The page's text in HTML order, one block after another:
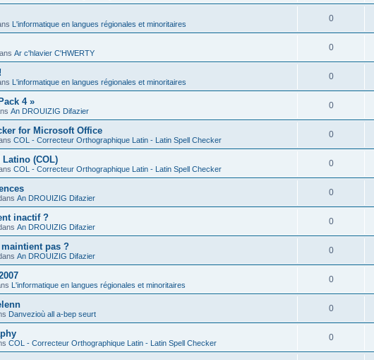
L'informatique en langues régionales et minoritaires
0
Ar c'hlavier C'HWERTY
0
L'informatique en langues régionales et minoritaires
0
4 »
An DROUIZIG Difazier
0
for Microsoft Office
COL - Correcteur Orthographique Latin - Latin Spell Checker
0
(COL)
COL - Correcteur Orthographique Latin - Latin Spell Checker
0
An DROUIZIG Difazier
0
inactif ?
An DROUIZIG Difazier
0
pas ?
An DROUIZIG Difazier
0
L'informatique en langues régionales et minoritaires
0
Danvezioù all a-bep seurt
0
COL - Correcteur Orthographique Latin - Latin Spell Checker
0